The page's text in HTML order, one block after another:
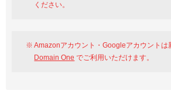
ください。
Amazonアカウント・Googleアカウント
Domain One でご利用いただけます。